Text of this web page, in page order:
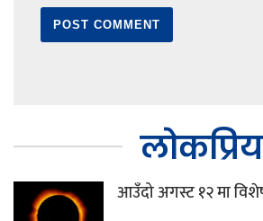
लोकप्रिय
आउँदो अगस्ट १२ मा